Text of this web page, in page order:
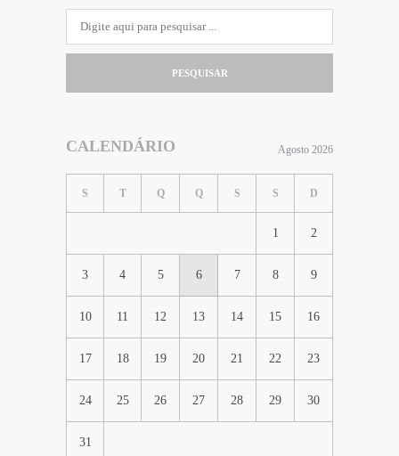
PESQUISAR
CALENDÁRIO Agosto 2026
S T Q Q S S D
1 2
3 4 5 6 7 8 9
10 11 12 13 14 15 16
17 18 19 20 21 22 23
24 25 26 27 28 29 30
31